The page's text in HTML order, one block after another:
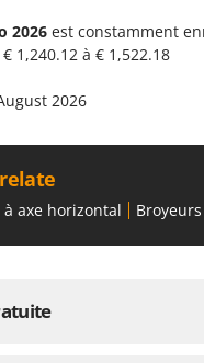
2026 est constamment
1,240.12 à € 1,522.18
2026
à axe horizontal